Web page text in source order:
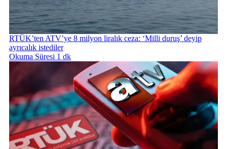
RTÜK’ten ATV’ye 8 milyon liralık ceza: ‘Milli duruş’ deyip
ayrıcalık istediler
Okuma Süresi 1 dk